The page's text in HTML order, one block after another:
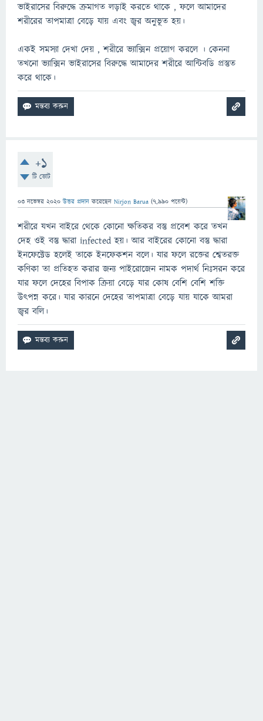
ভাইরাসের বিরুদ্ধে ক্রমাগত লড়াই করতে থাকে , ফলে আমাদের
শরীরের তাপমাত্রা বেড়ে যায় এবং জ্বর অনুভূত হয়।
একই সমস্যা দেখা দেয় , শরীরে ভ্যাক্সিন প্রয়োগ করলে । কেননা
তখনো ভ্যাক্সিন ভাইরাসের বিরুদ্ধে আমাদের শরীরে আন্টিবডি প্রস্তুত
করে থাকে।
+1
টি ভোট
03 নভেম্বর 2020 উত্তর প্রদান করেছেন Nirjon Barua (7,990 পয়েন্ট)
শরীরে যখন বাইরে থেকে কোনো ক্ষতিকর বস্তু প্রবেশ করে তখন
দেহ ওই বস্তু দ্ধারা infected হয়। আর বাইরের কোনো বস্তু দ্ধারা
ইনফেক্টেড হলেই তাকে ইনফেকশন বলে। যার ফলে রক্তের শ্বেতরক্ত
কণিকা তা প্রতিহত করার জন্য পাইরোজেন নামক পদার্থ নিঃসরন করে
যার ফলে দেহের বিপাক ক্রিয়া বেড়ে যার কোষ বেশি বেশি শক্তি
উৎপন্ন করে। যার কারনে দেহের তাপমাত্রা বেড়ে যায় যাকে আমরা
জ্বর বলি।